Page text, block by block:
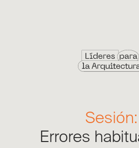
Sesión:
Errores